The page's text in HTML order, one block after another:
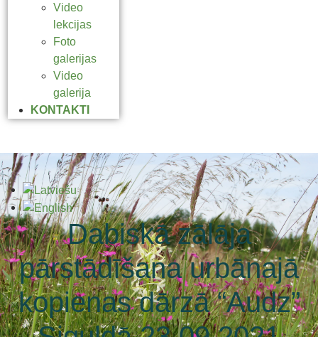
Video
lekcijas
Foto
galerijas
Video
galerija
KONTAKTI
Dabiskā zālāja
pārstādīšana urbānajā
kopienas dārzā “Audz”